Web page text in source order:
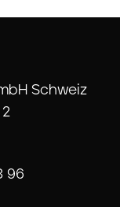
Schweiz
96